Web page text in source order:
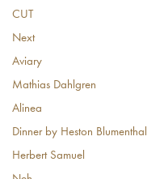
CUT
Next
Aviary
Mathias Dahlgren
Alinea
Dinner by Heston Blumenthal
Herbert Samuel